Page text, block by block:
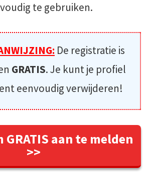
te gebruiken.
De registratie is
GRATIS. Je kunt je profiel
eenvoudig verwijderen!
aan te melden
>>